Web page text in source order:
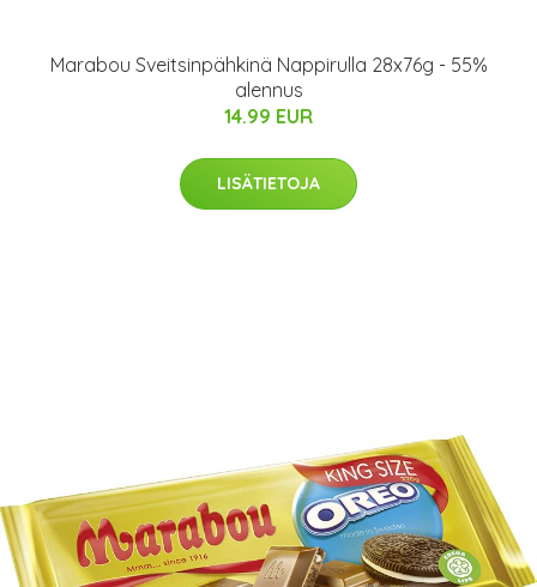
Marabou Sveitsinpähkinä Nappirulla 28x76g - 55%
alennus
14.99 EUR
LISÄTIETOJA